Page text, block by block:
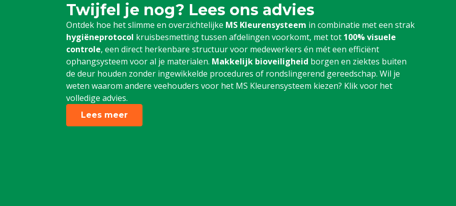
Twijfel je nog? Lees ons advies
Ontdek hoe het slimme en overzichtelijke MS Kleurensysteem in combinatie met een strak
hygiëneprotocol kruisbesmetting tussen afdelingen voorkomt, met tot 100% visuele
controle, een direct herkenbare structuur voor medewerkers én mét een efficiënt
ophangsysteem voor al je materialen. Makkelijk bioveiligheid borgen en ziektes buiten
de deur houden zonder ingewikkelde procedures of rondslingerend gereedschap. Wil je
weten waarom andere veehouders voor het MS Kleurensysteem kiezen? Klik voor het
volledige advies.
Lees meer